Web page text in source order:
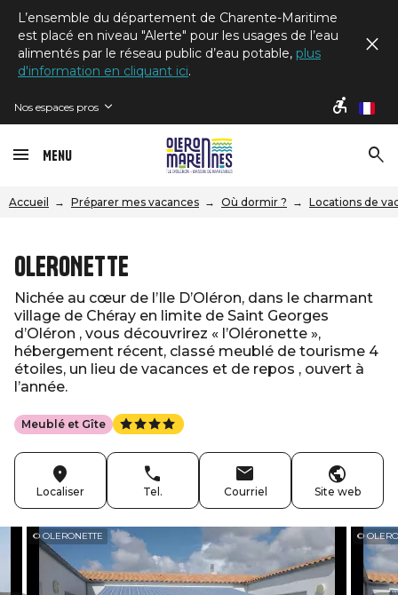
L’ensemble du département de Charente-Maritime
est placé en niveau "Alerte" pour les usages de l’eau
alimentés par le réseau public d’eau potable, plus
d'information en cliquant ici.
Nos espaces pros fr
Menu
Accueil Préparer mes vacances Où dormir ? Locations de
OLERONETTE
Nichée au cœur de l’Ile D’Oléron, dans le charmant
village de Chéray en limite de Saint Georges
d’Oléron , vous découvrirez « l’Oléronette »,
hébergement récent, classé meublé de tourisme 4
étoiles, un lieu de vacances et de repos , ouvert à
l’année.
Meublé et Gîte
Localiser Tel. Courriel Site web
© OLERONETTE ©